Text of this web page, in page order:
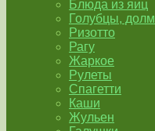
Блюда из яиц
Голубцы,
Ризотто
Рагу
Жаркое
Рулеты
Спагетти
Каши
Жульен